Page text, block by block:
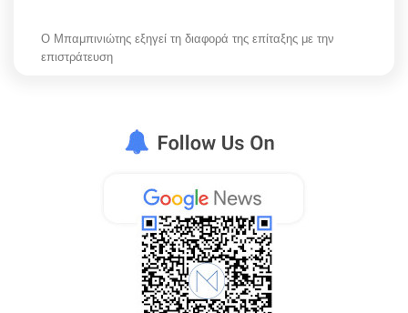
Ο Μπαμπινιώτης εξηγεί τη διαφορά της επίταξης με την
επιστράτευση